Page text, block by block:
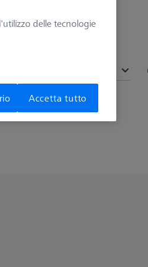
delle tecnologie
Accetta tutto